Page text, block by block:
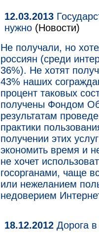
12.03.2013
нужно (Новости)
Не получали, но
россиян (среди
36%). Не хотят
43% наших
процент таковых
получены Фондом
результатам
практики
получении этих
экономить время и
не хочет
госорганами, чаще
или нежеланием
недоверием
18.12.2012 Дорога в